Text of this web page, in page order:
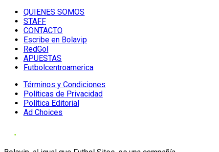
QUIENES SOMOS
STAFF
CONTACTO
Escribe en Bolavip
RedGol
APUESTAS
Futbolcentroamerica
Términos y Condiciones
Políticas de Privacidad
Política Editorial
Ad Choices